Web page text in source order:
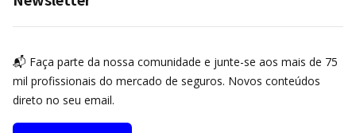
📬 Faça parte da nossa comunidade e junte-se aos mais de 75
mil profissionais do mercado de seguros. Novos conteúdos
direto no seu email.